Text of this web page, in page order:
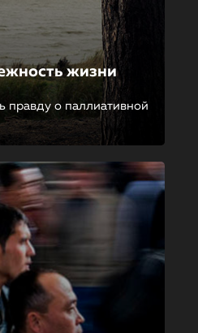
жизни
правду о паллиативной